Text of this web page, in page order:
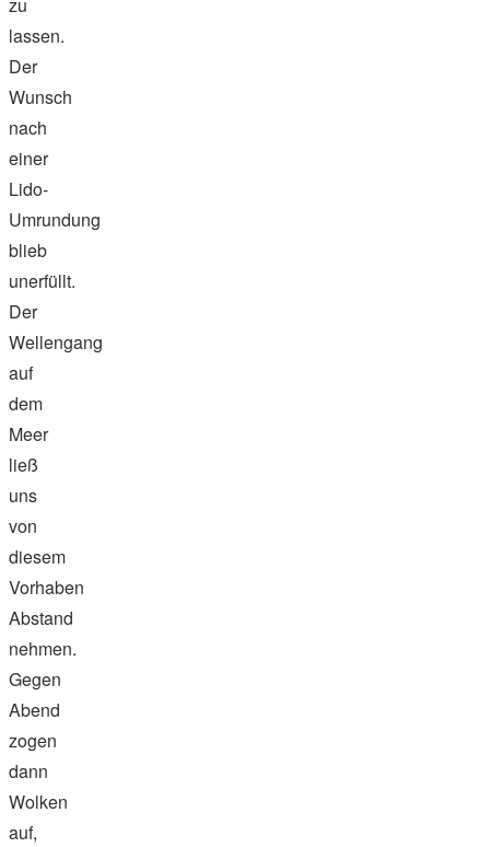
zu
lassen.
Der
Wunsch
nach
einer
Lido-
Umrundung
blieb
unerfüllt.
Der
Wellengang
auf
dem
Meer
ließ
uns
von
diesem
Vorhaben
Abstand
nehmen.
Gegen
Abend
zogen
dann
Wolken
auf,